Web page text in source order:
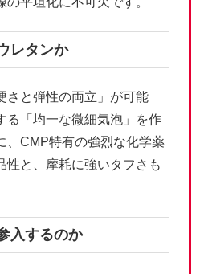
レタンか
さと弾性の両立」が可能
る「均一な微細気泡」を作
、CMP特有の強烈な化学薬
性と、摩耗に強いタフさも
入するのか